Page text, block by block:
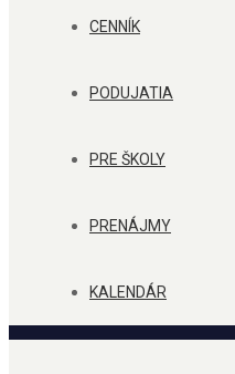
CENNÍK
PODUJATIA
PRE ŠKOLY
PRENÁJMY
KALENDÁR